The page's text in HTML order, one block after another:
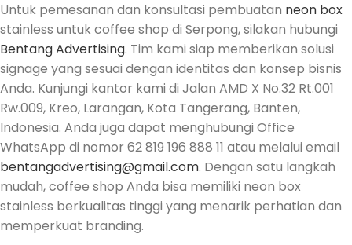
Untuk pemesanan dan konsultasi pembuatan neon box
stainless untuk coffee shop di Serpong, silakan hubungi
Bentang Advertising. Tim kami siap memberikan solusi
signage yang sesuai dengan identitas dan konsep bisnis
Anda. Kunjungi kantor kami di Jalan AMD X No.32 Rt.001
Rw.009, Kreo, Larangan, Kota Tangerang, Banten,
Indonesia. Anda juga dapat menghubungi Office
WhatsApp di nomor 62 819 196 888 11 atau melalui email
bentangadvertising@gmail.com. Dengan satu langkah
mudah, coffee shop Anda bisa memiliki neon box
stainless berkualitas tinggi yang menarik perhatian dan
memperkuat branding.